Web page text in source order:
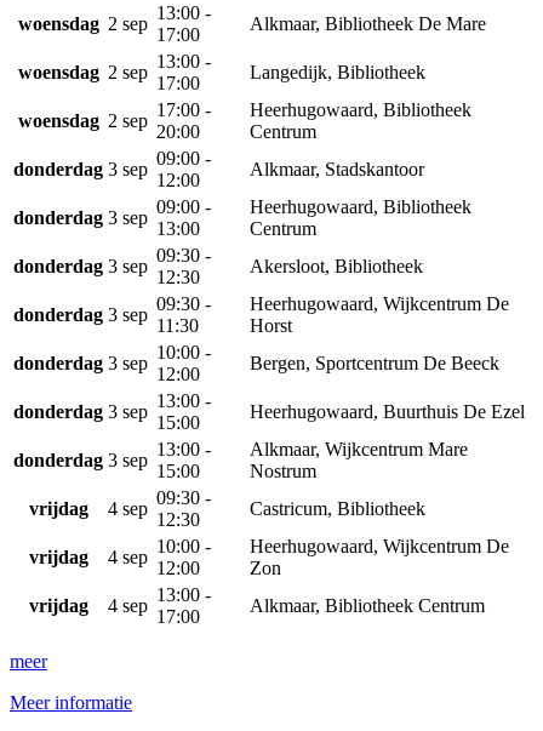
woensdag 2 sep
13:00 -
17:00
Alkmaar, Bibliotheek De Mare
woensdag 2 sep
13:00 -
17:00
Langedijk, Bibliotheek
woensdag 2 sep
17:00 -
20:00
Heerhugowaard, Bibliotheek
Centrum
donderdag 3 sep
09:00 -
12:00
Alkmaar, Stadskantoor
donderdag 3 sep
09:00 -
13:00
Heerhugowaard, Bibliotheek
Centrum
donderdag 3 sep
09:30 -
12:30
Akersloot, Bibliotheek
donderdag 3 sep
09:30 -
11:30
Heerhugowaard, Wijkcentrum De
Horst
donderdag 3 sep
10:00 -
12:00
Bergen, Sportcentrum De Beeck
donderdag 3 sep
13:00 -
15:00
Heerhugowaard, Buurthuis De Ezel
donderdag 3 sep
13:00 -
15:00
Alkmaar, Wijkcentrum Mare
Nostrum
vrijdag
4 sep
09:30 -
12:30
Castricum, Bibliotheek
vrijdag 4 sep
10:00 -
12:00
Heerhugowaard, Wijkcentrum De
Zon
vrijdag
4 sep
13:00 -
17:00
Alkmaar, Bibliotheek Centrum
meer
Meer informatie